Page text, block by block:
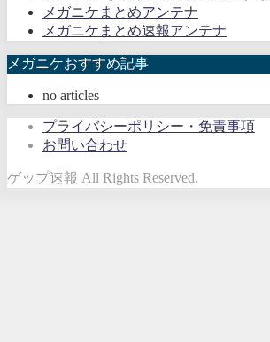
メガニケまとめアンテナ
メガニケまとめ速報アンテナ
メガニケおすすめ記事
no articles
プライバシーポリシー・免責事項
お問い合わせ
ゲップ速報 All Rights Reserved.